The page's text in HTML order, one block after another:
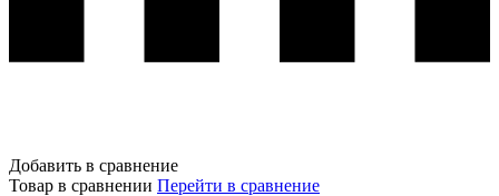
Добавить в сравнение
Товар в сравнении Перейти в сравнение